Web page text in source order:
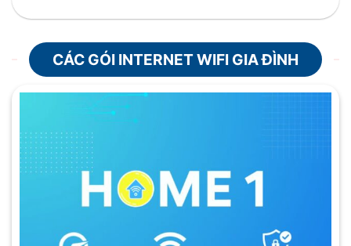
CÁC GÓI INTERNET WIFI GIA ĐÌNH